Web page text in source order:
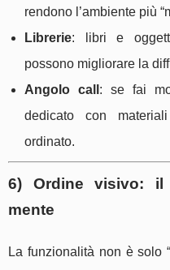
rendono l’ambiente più
Librerie: libri e
possono migliorare la
Angolo call : se fai
dedicato con
ordinato.
6) Ordine visivo:
mente
La funzionalità non è solo